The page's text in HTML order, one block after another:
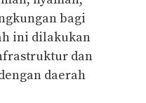
bagi
ini dilakukan
dan
daerah